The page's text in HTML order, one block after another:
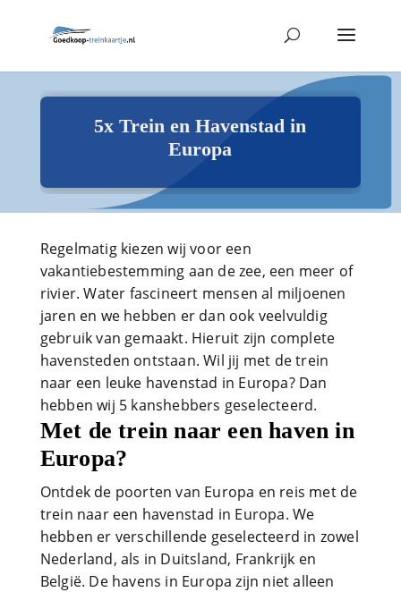
5x Trein en Havenstad in
Europa
Regelmatig kiezen wij voor een
vakantiebestemming aan de zee, een meer of
rivier. Water fascineert mensen al miljoenen
jaren en we hebben er dan ook veelvuldig
gebruik van gemaakt. Hieruit zijn complete
havensteden ontstaan. Wil jij met de trein
naar een leuke havenstad in Europa? Dan
hebben wij 5 kanshebbers geselecteerd.
Met de trein naar een haven in
Europa?
Ontdek de poorten van Europa en reis met de
trein naar een havenstad in Europa. We
hebben er verschillende geselecteerd in zowel
Nederland, als in Duitsland, Frankrijk en
België. De havens in Europa zijn niet alleen